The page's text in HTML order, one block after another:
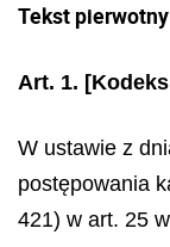
Tekst pierwotny
Art. 1.
W ustawie z
postępowania
421) w art. 25